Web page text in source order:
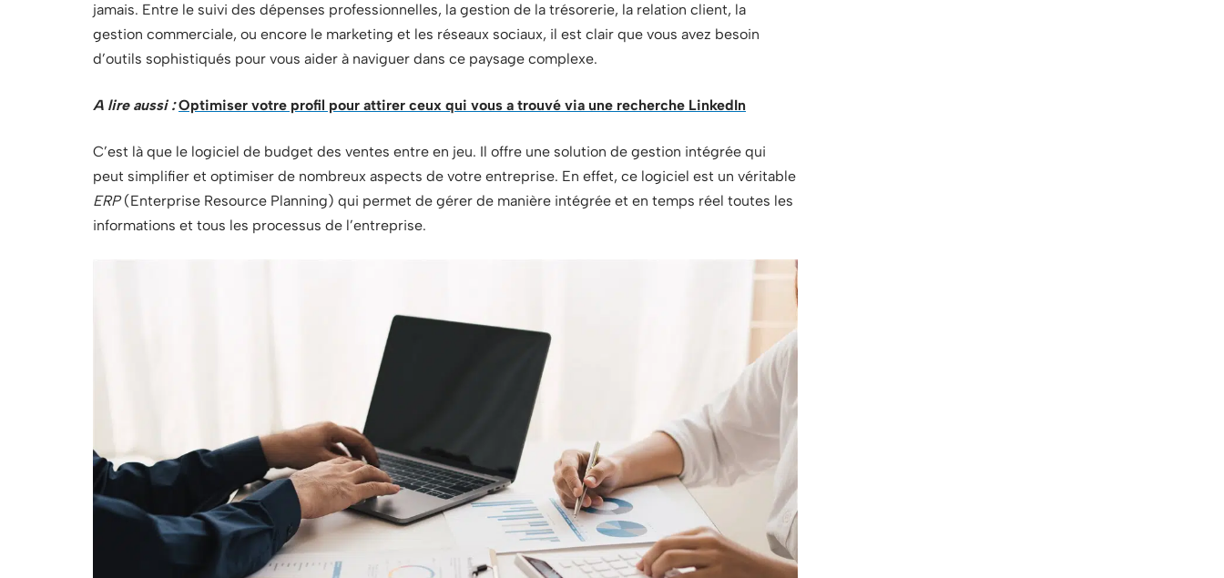
jamais. Entre le suivi des dépenses professionnelles, la gestion de la trésorerie, la relation client, la
gestion commerciale, ou encore le marketing et les réseaux sociaux, il est clair que vous avez besoin
d’outils sophistiqués pour vous aider à naviguer dans ce paysage complexe.
A lire aussi : Optimiser votre profil pour attirer ceux qui vous a trouvé via une recherche LinkedIn
C’est là que le logiciel de budget des ventes entre en jeu. Il offre une solution de gestion intégrée qui
peut simplifier et optimiser de nombreux aspects de votre entreprise. En effet, ce logiciel est un véritable
ERP(Enterprise Resource Planning) qui permet de gérer de manière intégrée et en temps réel toutes les
informations et tous les processus de l’entreprise.